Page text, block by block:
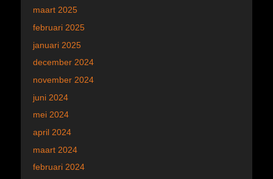
maart 2025
februari 2025
januari 2025
december 2024
november 2024
juni 2024
mei 2024
april 2024
maart 2024
februari 2024